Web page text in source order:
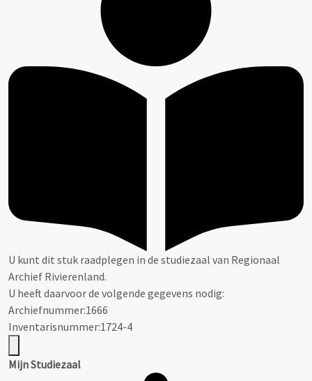
U kunt dit stuk raadplegen in de studiezaal van Regionaal
Archief Rivierenland.
U heeft daarvoor de volgende gegevens nodig:
Archiefnummer:1666
Inventarisnummer:1724-4
Mijn Studiezaal